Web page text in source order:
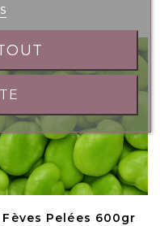
Fèves Pelées 600gr